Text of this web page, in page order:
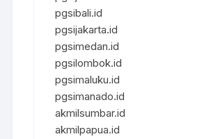
pgsibali.id
pgsijakarta.id
pgsimedan.id
pgsilombok.id
pgsimaluku.id
pgsimanado.id
akmilsumbar.id
akmilpapua.id